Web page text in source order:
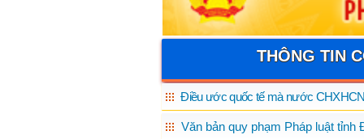
THÔNG TIN
Điều ước quốc tế mà nước
Văn bản quy phạm Pháp luật tỉnh